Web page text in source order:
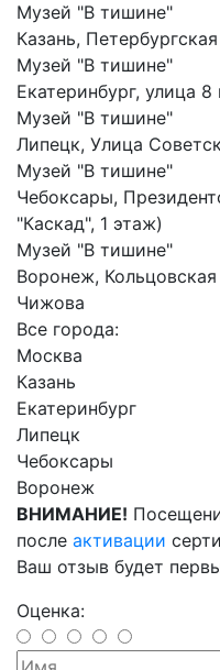
Музей "В тишине"
Казань,
Музей "В тишине"
Екатеринбург, улица
Музей "В тишине"
Липецк, Улица
Музей "В тишине"
Чебоксары,
"Каскад", 1 этаж)
Музей "В тишине"
Воронеж,
Чижова
Все города:
Москва
Казань
Екатеринбург
Липецк
Чебоксары
Воронеж
ВНИМАНИЕ!
после активации
Ваш отзыв будет
Оценка: